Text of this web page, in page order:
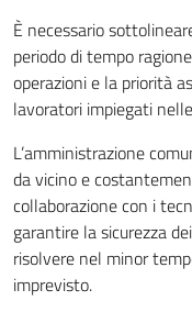
È necessario
periodo di tempo
operazioni e la priorità
lavoratori impiegati
L’amministrazione
da vicino e
collaborazione con i
garantire la sicurezza
risolvere nel minor
imprevisto.